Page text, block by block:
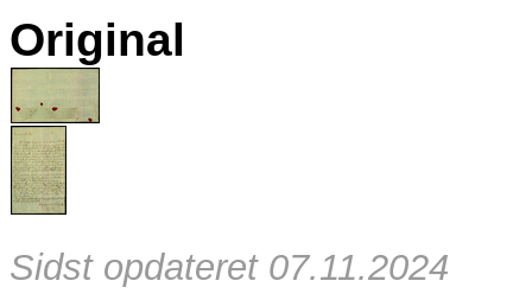
Original
Sidst opdateret 07.11.2024